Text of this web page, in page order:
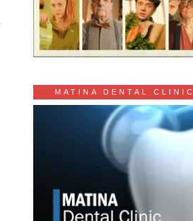
MATINA DENTAL CLINIC